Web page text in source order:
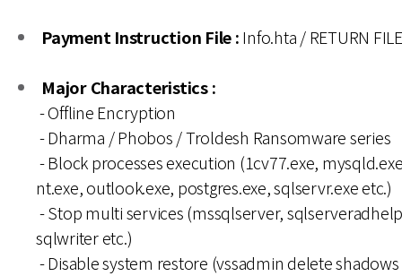
Payment Instruction File :Info.hta / RETURN
Major Characteristics :
- Offline Encryption
- Dharma / Phobos / Troldesh Ransomware series
- Block processes execution (1cv77.exe,
nt.exe, outlook.exe, postgres.exe, sqlservr.exe etc.)
- Stop multi services (mssqlserver,
sqlwriter etc.)
- Disable system restore (vssadmin delete